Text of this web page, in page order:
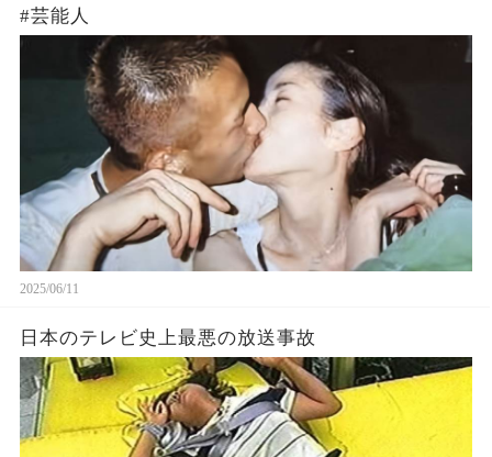
#芸能人
2025/06/11
日本のテレビ史上最悪の放送事故